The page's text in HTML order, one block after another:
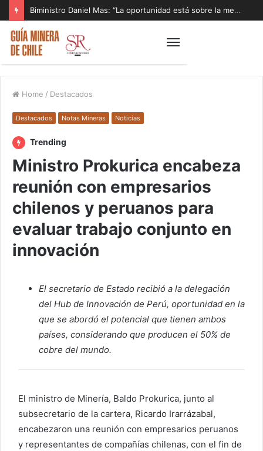
Biministro Daniel Mas: “La oportunidad está sobre la mesa y tenemos que aprovecharla”
Home / Destacados
Destacados Notas Mineras Noticias
Trending
Ministro Prokurica encabeza
reunión con empresarios
chilenos y peruanos para
evaluar trabajo conjunto en
innovación
El secretario de Estado recibió a la delegación
del Hub de Innovación de Perú, oportunidad en la
que se abordó el potencial que tienen ambos
países, considerando que producen el 50% de
cobre del mundo.
El ministro de Minería, Baldo Prokurica, junto al
subsecretario de la cartera, Ricardo Irarrázabal,
encabezaron una reunión con empresarios peruanos
y representantes de compañías chilenas, con el fin de